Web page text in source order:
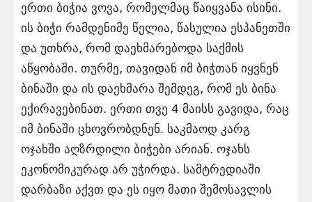
ერთი ბიჭია ვოვა, რომელმაც წაიყვანა ისინი.
ის ბიჭი რამდენიმე წელია, წასულია ესპანეთში
და უთხრა, რომ დაეხმარებოდა საქმის
აწყობაში. თურმე, თავიდან იმ ბიჭთან იყვნენ
ბინაში და ის დაეხმარა შემდეგ, რომ ეს ბინა
ექირავებინათ. ერთი თვე 4 მაისს გავიდა, რაც
იმ ბინაში ცხოვრობდნენ. საკმაოდ კარგ
ოჯახში აღზრდილი ბიჭები არიან. ოჯახს
ეკონომიკურად არ უჭირდა. სამტრედიაში
დარბაზი აქვთ და ეს იყო მათი შემოსავლის